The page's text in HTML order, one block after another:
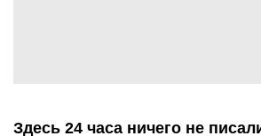
Здесь 24 часа ничего не